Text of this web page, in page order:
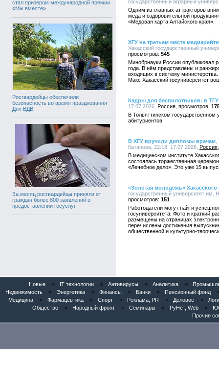
стал призером международной премии
«Мы вместе»
Росгвардейцы обеспечили
безопасность во время празднования
Дня ВДВ
За месяц росгвардейцы приняли от
граждан более 800 заявлений о
предоставлении госуслуг
государственный аграрный
Одним из главных аттракторов
мёда и оздоровительной
«Медовая карта Алтайского края».
ХГУ на третьем месте
Хакасский государственный
545
Минобрнауки России опубликовал
года. В нём представлены и
входящих в систему
Макс Хакасский госуниверситет
Кадры для беспилотников: в
17.07.2026, Россия
В Тольяттинском
абитуриентов.
В ХГУ вручили дипломы врачам
Катанова, 22:18, 17.07.2026, Россия
В медицинском институте
состоялась торжественная
«Лечебное дело». Это уже 15
«Золотая молодёжь» Хакасского
государственный университет им.
151
Работодатели могут найти
госуниверситета. Фото и краткий
размещены на страницах
перечислены достижения
общественной и культурно-
Новые « IT технологии « Антивирусы « Аналитика «
Недвижимость
« Энергетика « Финансы « Банки « Пенсионный фонд
Медицина
« Фармацевтика « Спорт « Реклама, PR « Деловое «
Общество
« Народный фронт « Семинары « РуНет, Web «
Прочие